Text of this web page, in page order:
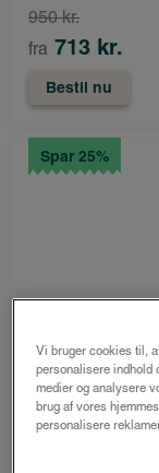
fra 713 kr.
950 kr.
Bestil nu
Spar 25%
Vi bruger cookies til,
personalisere indhold
medier og analysere
brug af vores
personalisere